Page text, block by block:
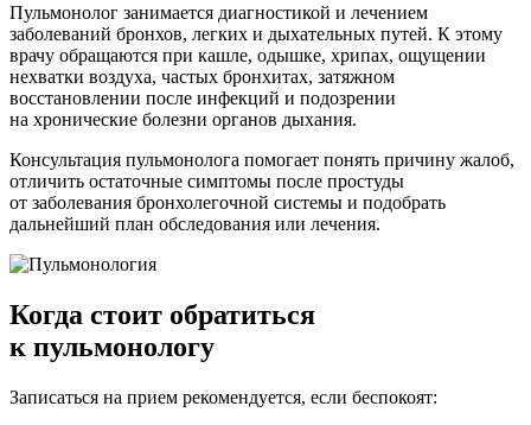
Пульмонолог занимается диагностикой и лечением
заболеваний бронхов, легких и дыхательных путей. К этому
врачу обращаются при кашле, одышке, хрипах, ощущении
нехватки воздуха, частых бронхитах, затяжном
восстановлении после инфекций и подозрении
на хронические болезни органов дыхания.
Консультация пульмонолога помогает понять причину жалоб,
отличить остаточные симптомы после простуды
от заболевания бронхолегочной системы и подобрать
дальнейший план обследования или лечения.
Когда стоит обратиться
к пульмонологу
Записаться на прием рекомендуется, если беспокоят: